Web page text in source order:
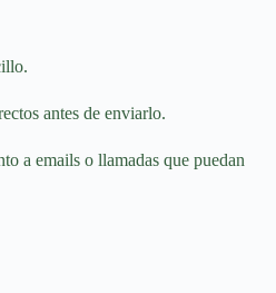
antes de enviarlo.
a emails o llamadas que puedan